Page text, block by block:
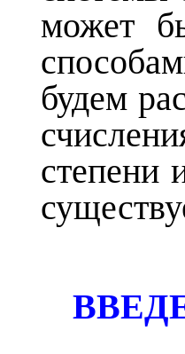
может
будем
степени